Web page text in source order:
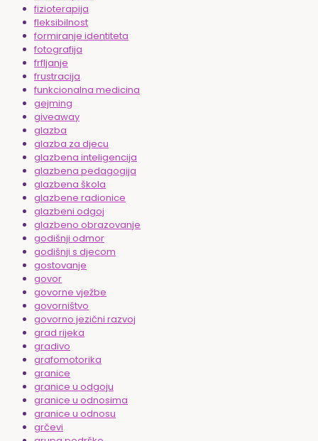
fizioterapija
fleksibilnost
formiranje identiteta
fotografija
frfljanje
frustracija
funkcionalna medicina
gejming
giveaway
glazba
glazba za djecu
glazbena inteligencija
glazbena pedagogija
glazbena škola
glazbene radionice
glazbeni odgoj
glazbeno obrazovanje
godišnji odmor
godišnji s djecom
gostovanje
govor
govorne vježbe
govorništvo
govorno jezični razvoj
grad rijeka
gradivo
grafomotorika
granice
granice u odgoju
granice u odnosima
granice u odnosu
grčevi